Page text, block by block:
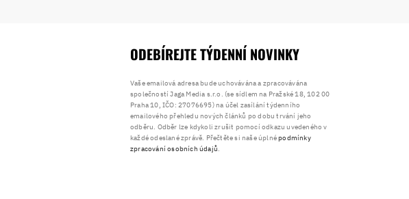
ODEBÍREJTE TÝDENNÍ NOVINKY
Vaše emailová adresa bude uchovávána a zpracovávána
společností Jaga Media s.r.o. (se sídlem na Pražské 18, 102 00
Praha 10, IČO: 27076695) na účel zasílání týdenního
emailového přehledu nových článků po dobu trvání jeho
odběru. Odběr lze kdykoli zrušit pomocí odkazu uvedeného v
každé odeslané zprávě. Přečtěte si naše úplnépodmínky
zpracování osobních údajů.